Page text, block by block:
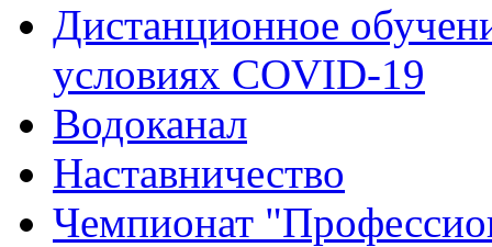
Дистанционное
условиях COVID-19
Водоканал
Наставничество
Чемпионат